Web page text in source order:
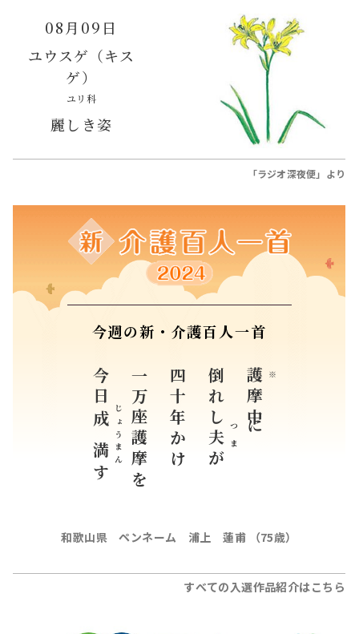
08月09日
ユウスゲ（キス
ゲ）
ユリ科
麗しき姿
「ラジオ深夜便」より
今週の新・介護百人一首
護 ※
摩中に
倒れし
夫 つま
が
四十年かけ
一万座護摩を
今日
成満じょうまん
す
和歌山県 ペンネーム 浦上 蓮甫 （75歳）
すべての入選作品紹介はこちら